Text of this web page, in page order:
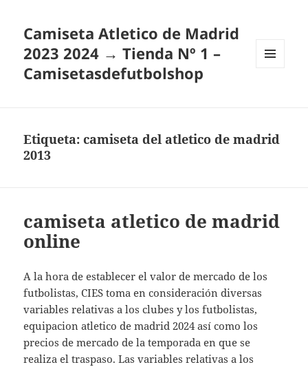
Camiseta Atletico de Madrid
2023 2024 → Tienda Nº 1 –
Camisetasdefutbolshop
Etiqueta:camiseta del atletico de madrid
2013
camiseta atletico de madrid
online
A la hora de establecer el valor de mercado de los
futbolistas, CIES toma en consideración diversas
variables relativas a los clubes y los futbolistas,
equipacion atletico de madrid 2024 así como los
precios de mercado de la temporada en que se
realiza el traspaso. Las variables relativas a los